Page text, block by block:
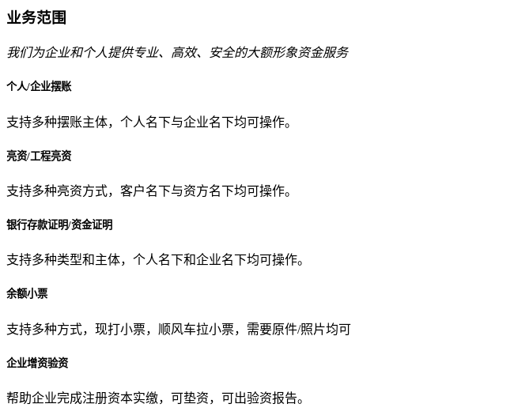
业务范围
我们为企业和个人提供专业、高效、安全的大额形象资金服务
个人/企业摆账
支持多种摆账主体，个人名下与企业名下均可操作。
亮资/工程亮资
支持多种亮资方式，客户名下与资方名下均可操作。
银行存款证明/资金证明
支持多种类型和主体，个人名下和企业名下均可操作。
余额小票
支持多种方式，现打小票，顺风车拉小票，需要原件/照片均可
企业增资验资
帮助企业完成注册资本实缴，可垫资，可出验资报告。